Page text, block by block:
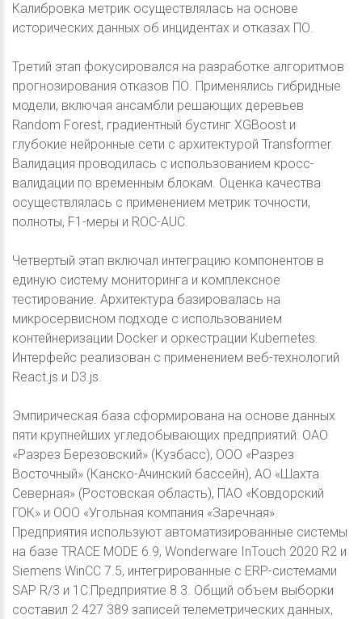
Калибровка метрик осуществлялась на основе
исторических данных об инцидентах и отказах ПО.
Третий этап фокусировался на разработке алгоритмов
прогнозирования отказов ПО. Применялись гибридные
модели, включая ансамбли решающих деревьев
Random Forest, градиентный бустинг XGBoost и
глубокие нейронные сети с архитектурой Transformer.
Валидация проводилась с использованием кросс-
валидации по временным блокам. Оценка качества
осуществлялась с применением метрик точности,
полноты, F1-меры и ROC-AUC.
Четвертый этап включал интеграцию компонентов в
единую систему мониторинга и комплексное
тестирование. Архитектура базировалась на
микросервисном подходе с использованием
контейнеризации Docker и оркестрации Kubernetes.
Интерфейс реализован с применением веб-технологий
React.js и D3.js.
Эмпирическая база сформирована на основе данных
пяти крупнейших угледобывающих предприятий: ОАО
«Разрез Березовский» (Кузбасс), ООО «Разрез
Восточный» (Канско-Ачинский бассейн), АО «Шахта
Северная» (Ростовская область), ПАО «Ковдорский
ГОК» и ООО «Угольная компания «Заречная».
Предприятия используют автоматизированные системы
на базе TRACE MODE 6.9, Wonderware InTouch 2020 R2 и
Siemens WinCC 7.5, интегрированные с ERP-системами
SAP R/3 и 1C:Предприятие 8.3. Общий объем выборки
составил 2 427 389 записей телеметрических данных,